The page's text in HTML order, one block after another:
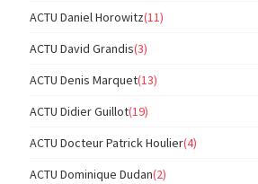
ACTU Daniel Horowitz(11)
ACTU David Grandis(3)
ACTU Denis Marquet(13)
ACTU Didier Guillot(19)
ACTU Docteur Patrick Houlier(4)
ACTU Dominique Dudan(2)